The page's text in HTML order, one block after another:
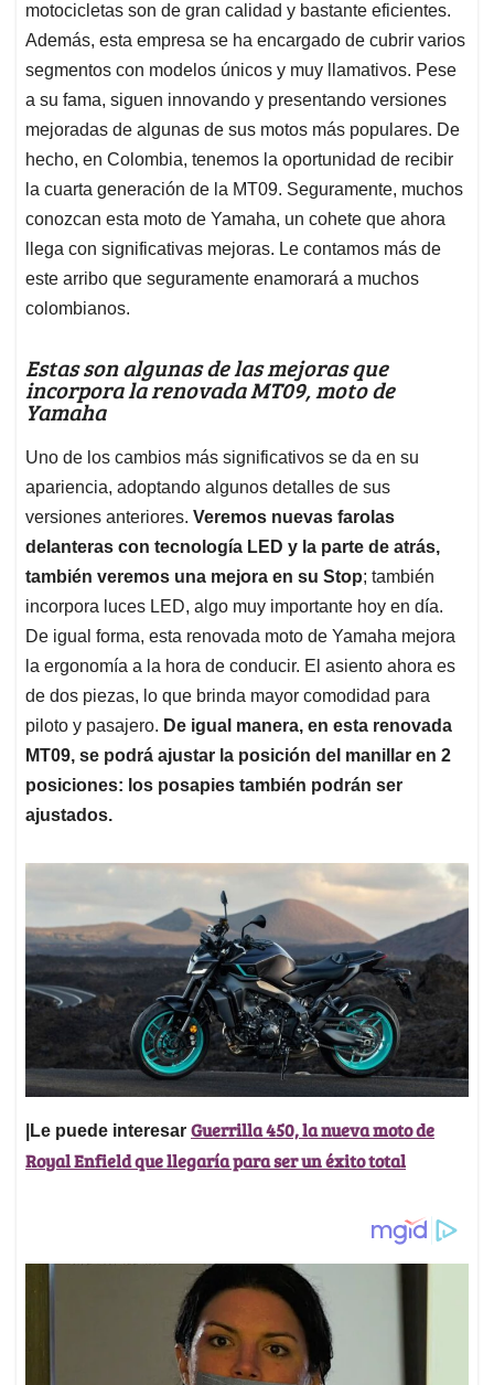
A
p
p
o
o
k
d
I
n
d
s
motocicletas son de gran calidad y bastante eficientes.
Además, esta empresa se ha encargado de cubrir varios
segmentos con modelos únicos y muy llamativos. Pese
a su fama, siguen innovando y presentando versiones
mejoradas de algunas de sus motos más populares. De
hecho, en Colombia, tenemos la oportunidad de recibir
la cuarta generación de la MT09. Seguramente, muchos
conozcan esta moto de Yamaha, un cohete que ahora
llega con significativas mejoras. Le contamos más de
este arribo que seguramente enamorará a muchos
colombianos.
Estas son algunas de las mejoras que
incorpora la renovada MT09, moto de
Yamaha
Uno de los cambios más significativos se da en su
apariencia, adoptando algunos detalles de sus
versiones anteriores. Veremos nuevas farolas
delanteras con tecnología LED y la parte de atrás,
también veremos una mejora en su Stop; también
incorpora luces LED, algo muy importante hoy en día.
De igual forma, esta renovada moto de Yamaha mejora
la ergonomía a la hora de conducir. El asiento ahora es
de dos piezas, lo que brinda mayor comodidad para
piloto y pasajero. De igual manera, en esta renovada
MT09, se podrá ajustar la posición del manillar en 2
posiciones: los posapies también podrán ser
ajustados.
|Le puede interesar Guerrilla 450, la nueva moto de
Royal Enfield que llegaría para ser un éxito total